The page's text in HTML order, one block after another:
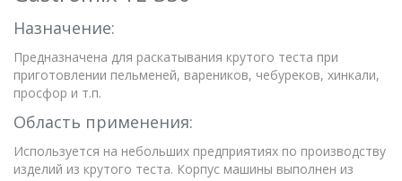
Назначение:
Предназначена для раскатывания крутого теста при
приготовлении пельменей, вареников, чебуреков, хинкали,
просфор и т.п.
Область применения:
Используется на небольших предприятиях по производству
изделий из крутого теста. Корпус машины выполнен из